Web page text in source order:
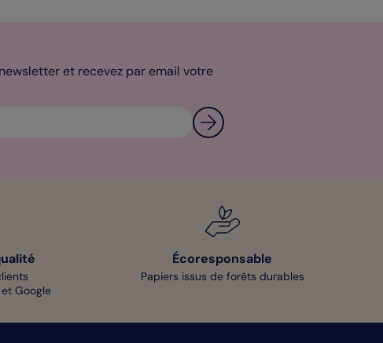
et recevez par email votre
Google
Écoresponsable
Papiers issus de forêts durables